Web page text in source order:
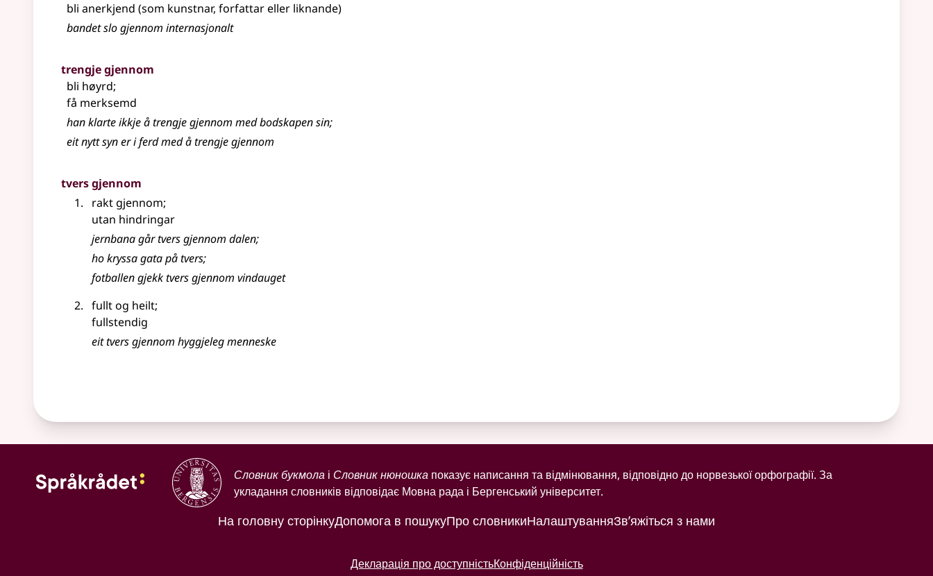
bli anerkjend (som kunstnar, forfattareller liknande)
bandet slo gjennom internasjonalt
trengje gjennom
bli høyrd;
få merksemd
han klarte ikkje å trengje gjennom med bodskapen sin;
eit nytt syn er i ferd med å trengje gjennom
tvers gjennom
rakt gjennom;
utan hindringar
jernbana går tvers gjennom dalen;
ho kryssa gata på tvers;
fotballen gjekk tvers gjennom vindauget
fullt og heilt;
fullstendig
eit tvers gjennom hyggjeleg menneske
Словник букмола і Словник нюношка показує написання та відмінювання, відповідно до норвезької орфографії. За
укладання словників відповідає Мовна рада і Бергенський університет.
На головну сторінкуДопомога в пошукуПро словникиНалаштуванняЗв’яжіться з нами
Декларація про доступністьКонфіденційність